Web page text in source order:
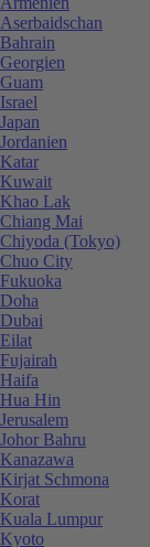
Aserbaidschan
Bahrain
Georgien
Guam
Israel
Japan
Jordanien
Katar
Kuwait
Khao Lak
Chiang Mai
Chiyoda (Tokyo)
Chuo City
Fukuoka
Doha
Dubai
Eilat
Fujairah
Haifa
Hua Hin
Jerusalem
Johor Bahru
Kanazawa
Kirjat Schmona
Korat
Kuala Lumpur
Kyoto